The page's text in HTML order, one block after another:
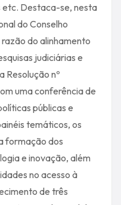
etc. Destaca-se, nesta
do Conselho
do alinhamento
judiciárias e
Resolução nº
uma conferência de
públicas e
temáticos, os
formação dos
e inovação, além
no acesso à
de três